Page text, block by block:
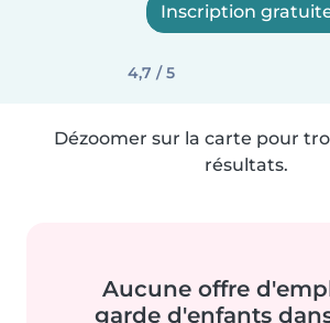
Inscription
4,7 / 5
Dézoomer sur la carte pour
résultats.
Aucune offre
garde d'enfants